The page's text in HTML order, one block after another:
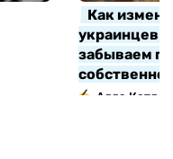
Как
украинцев
забываем
Алла Котляр